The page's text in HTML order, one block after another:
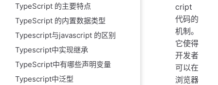
TypeScript 的主要特点
TypeScript 的内置数据类型
Typescript与javascript 的区别
Typescript中实现继承
TypeScript中有哪些声明变量
Typescript中泛型
cript
代码的
机制。
它使得
开发者
可以在
浏览器